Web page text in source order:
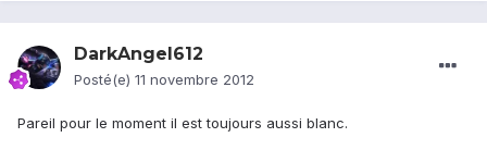
DarkAngel612
Posté(e) 11 novembre 2012
Pareil pour le moment il est toujours aussi blanc.